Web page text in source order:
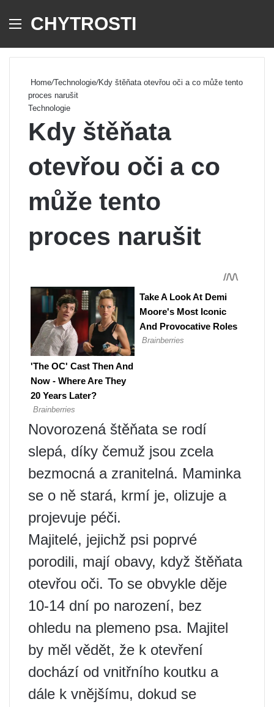
Menu
CHYTROSTI
Home/Technologie/Kdy štěňata otevřou oči a co může tento
proces narušit
Technologie
Kdy štěňata
otevřou oči a co
může tento
proces narušit
Novorozená štěňata se rodí
slepá, díky čemuž jsou zcela
bezmocná a zranitelná. Maminka
se o ně stará, krmí je, olizuje a
projevuje péči.
Majitelé, jejichž psi poprvé
porodili, mají obavy, když štěňata
otevřou oči. To se obvykle děje
10-14 dní po narození, bez
ohledu na plemeno psa. Majitel
by měl vědět, že k otevření
dochází od vnitřního koutku a
dále k vnějšímu, dokud se